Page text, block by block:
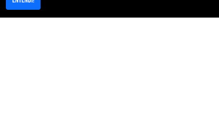
Notificação Por Inadimplência